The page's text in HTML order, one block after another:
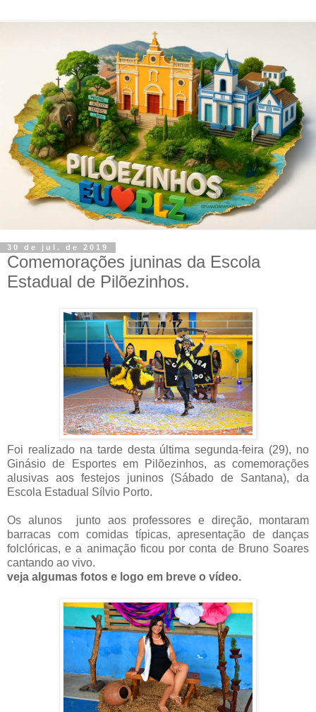
30 de jul. de 2019
Comemorações juninas da Escola
Estadual de Pilõezinhos.
Foi realizado na tarde desta última segunda-feira (29), no
Ginásio de Esportes em Pilõezinhos, as comemorações
alusivas aos festejos juninos (Sábado de Santana), da
Escola Estadual Sílvio Porto.
Os alunos junto aos professores e direção, montaram
barracas com comidas típicas, apresentação de danças
folclóricas, e a animação ficou por conta de Bruno Soares
cantando ao vivo.
veja algumas fotos e logo em breve o vídeo.